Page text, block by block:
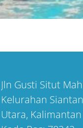
Jln Gusti Situt
Kelurahan
Utara,